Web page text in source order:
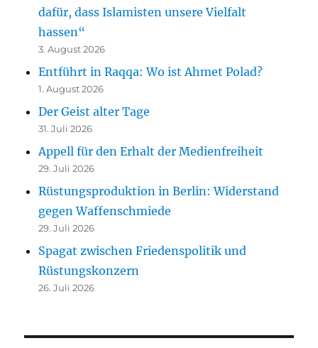
dafür, dass Islamisten unsere Vielfalt
hassen“
3. August 2026
Entführt in Raqqa: Wo ist Ahmet Polad?
1. August 2026
Der Geist alter Tage
31. Juli 2026
Appell für den Erhalt der Medienfreiheit
29. Juli 2026
Rüstungsproduktion in Berlin: Widerstand
gegen Waffenschmiede
29. Juli 2026
Spagat zwischen Friedenspolitik und
Rüstungskonzern
26. Juli 2026